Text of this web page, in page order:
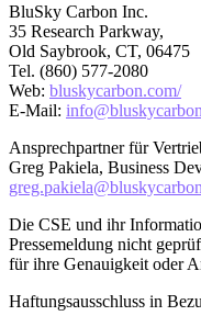
BluSky Carbon Inc.
35 Research Parkway,
Old Saybrook, CT, 06475
Tel. (860) 577-2080
Web: bluskycarbon.com/
E-Mail:
Ansprechpartner für
Greg Pakiela, Business
Die CSE und ihr
Pressemeldung nicht
für ihre Genauigkeit oder
Haftungsausschluss in